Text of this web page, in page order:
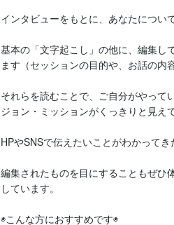
インタビューをもとに、あなたについ
基本の「文字起こし」の他に、編集し
ます（セッションの目的や、お話の内
それらを読むことで、ご自分がやって
ジョン・ミッションがくっきりと見え
HPやSNSで伝えたいことがわかって
編集されたものを目にすることもぜひ
しています。
◉こんな方におすすめです◉